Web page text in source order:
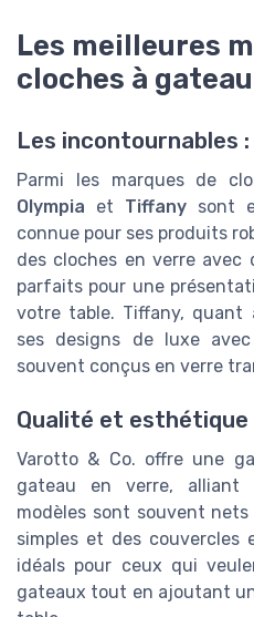
Les meilleures
cloches à
Les incontournables
Parmi les marques de
Olympia et Tiffany sont
connue pour ses produits
des cloches en verre avec
parfaits pour une
votre table. Tiffany, quant
ses designs de luxe
souvent conçus en verre
Qualité et esthétique
Varotto & Co. offre une
gateau en verre,
modèles sont souvent
simples et des couvercles
idéals pour ceux qui
gateaux tout en ajoutant